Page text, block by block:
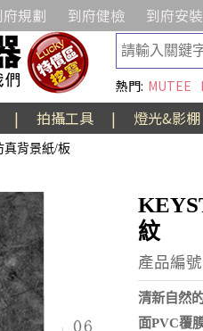
府規劃 到府健檢 到府安裝
熱門: MUTEE
| 拍攝工具 | 燈光&影棚
真背景紙/板
紋
產品編
清新自然
面PVC覆